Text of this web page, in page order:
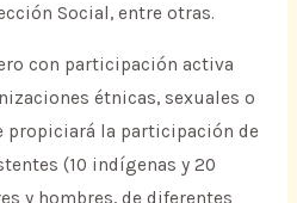
Social, entre otras.
con participación activa
étnicas, sexuales o
propiciará la participación de
(10 indígenas y 20
y hombres, de diferentes